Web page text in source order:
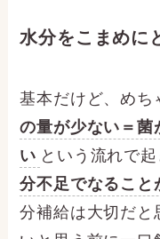
水分をこまめに
基本だけど、めち
の量が少ない＝菌
い という流れで
分不足でなること
分補給は大切だと